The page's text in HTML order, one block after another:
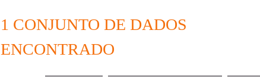
1 CONJUNTO DE DADOS
ENCONTRADO